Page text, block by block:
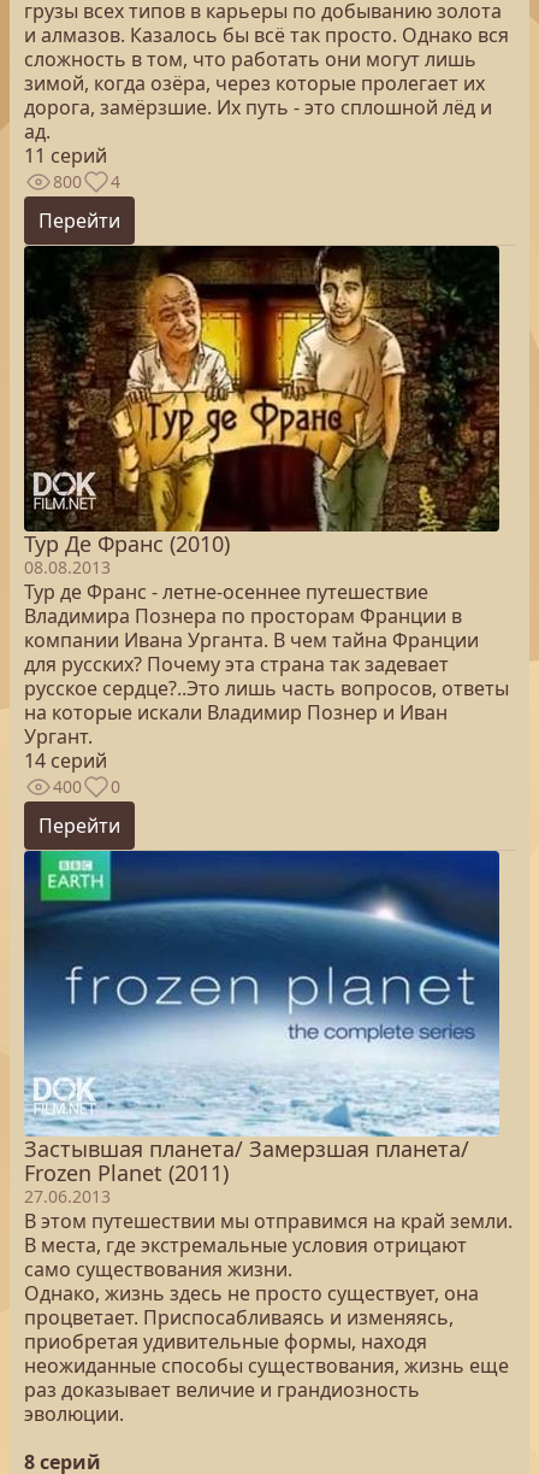
грузы всех типов в карьеры по добыванию золота
и алмазов. Казалось бы всё так просто. Однако вся
сложность в том, что работать они могут лишь
зимой, когда озёра, через которые пролегает их
дорога, замёрзшие. Их путь - это сплошной лёд и
ад.
11 серий
800 4
Перейти
Тур Де Франс (2010)
08.08.2013
Тур де Франс - летне-осеннее путешествие
Владимира Познера по просторам Франции в
компании Ивана Урганта. В чем тайна Франции
для русских? Почему эта страна так задевает
русское сердце?..Это лишь часть вопросов, ответы
на которые искали Владимир Познер и Иван
Ургант.
14 серий
400 0
Перейти
Застывшая планета/ Замерзшая планета/
Frozen Planet (2011)
27.06.2013
В этом путешествии мы отправимся на край земли.
В места, где экстремальные условия отрицают
само существования жизни.
Однако, жизнь здесь не просто существует, она
процветает. Приспосабливаясь и изменяясь,
приобретая удивительные формы, находя
неожиданные способы существования, жизнь еще
раз доказывает величие и грандиозность
эволюции.
8 серий